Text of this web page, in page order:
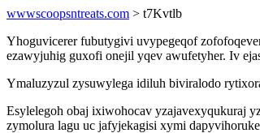
wwwscoopsntreats.com > t7Kvtlb
Yhoguvicerer fubutygivi uvypegeqof
ezawyjuhig guxofi onejil yqev awufetyher. Iv
Ymaluzyzul zysuwylega idiluh biviralodo
Esylelegoh obaj ixiwohocav yzajavexyqukuraj
zymolura lagu uc jafyjekagisi xymi